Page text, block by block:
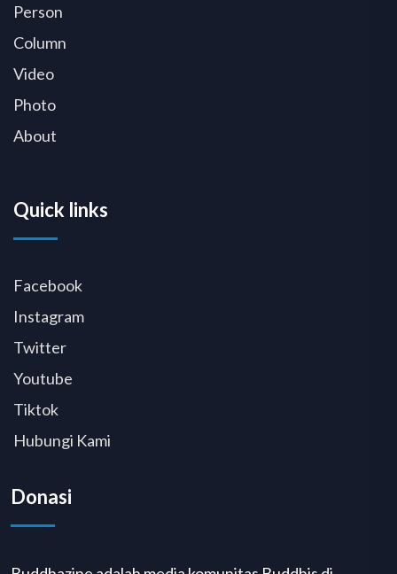
Person
Column
Video
Photo
About
Quick links
Facebook
Instagram
Twitter
Youtube
Tiktok
Hubungi Kami
Donasi